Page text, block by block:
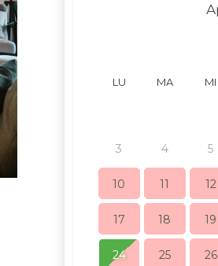
LU MA MI
3 4 5
10 11 12
17 18 19
24 25 26